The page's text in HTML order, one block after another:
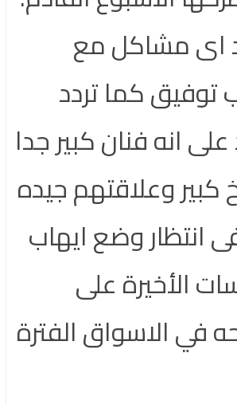
اى مشاكل مع
توفيق كما تردد
انه فنان كبير جدا
كبير وعلاقتهم جيده
انتظار وضع ايهاب
الأخيرة على
في الاسواق الفترة